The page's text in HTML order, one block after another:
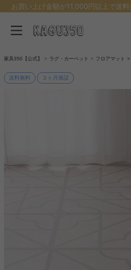
お買い上げ金額が11,000円以上で送料
家具350【公式】 ラグ・カーペット フロアマット
送料無料 ３ヶ月保証